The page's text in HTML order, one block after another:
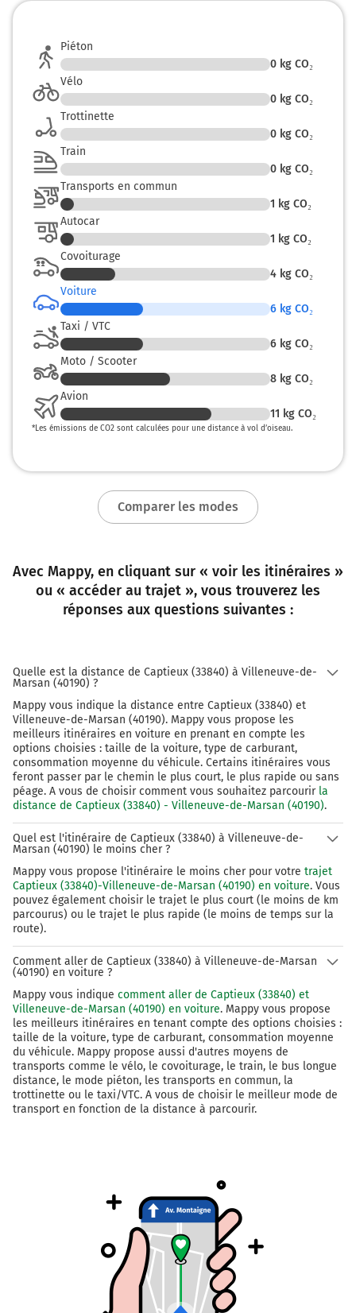
Piéton
0 kg CO₂
Vélo
0 kg CO₂
Trottinette
0 kg CO₂
Train
0 kg CO₂
Transports en commun
1 kg CO₂
Autocar
1 kg CO₂
Covoiturage
4 kg CO₂
Voiture
6 kg CO₂
Taxi / VTC
6 kg CO₂
Moto / Scooter
8 kg CO₂
Avion
11 kg CO₂
*Les émissions de CO2 sont calculées pour une distance à vol d’oiseau.
Comparer les modes
Avec Mappy, en cliquant sur « voir les itinéraires »
ou « accéder au trajet », vous trouverez les
réponses aux questions suivantes :
Quelle est la distance de Captieux (33840) à Villeneuve-de-
Marsan (40190) ?
Mappy vous indique la distance entre Captieux (33840) et
Villeneuve-de-Marsan (40190). Mappy vous propose les
meilleurs itinéraires en voiture en prenant en compte les
options choisies : taille de la voiture, type de carburant,
consommation moyenne du véhicule. Certains itinéraires vous
feront passer par le chemin le plus court, le plus rapide ou sans
péage. A vous de choisir comment vous souhaitez parcourir la
distance de Captieux (33840) - Villeneuve-de-Marsan (40190).
Quel est l'itinéraire de Captieux (33840) à Villeneuve-de-
Marsan (40190) le moins cher ?
Mappy vous propose l'itinéraire le moins cher pour votre trajet
Captieux (33840)-Villeneuve-de-Marsan (40190) en voiture. Vous
pouvez également choisir le trajet le plus court (le moins de km
parcourus) ou le trajet le plus rapide (le moins de temps sur la
route).
Comment aller de Captieux (33840) à Villeneuve-de-Marsan
(40190) en voiture ?
Mappy vous indique comment aller de Captieux (33840) et
Villeneuve-de-Marsan (40190) en voiture. Mappy vous propose
les meilleurs itinéraires en tenant compte des options choisies :
taille de la voiture, type de carburant, consommation moyenne
du véhicule. Mappy propose aussi d'autres moyens de
transports comme le vélo, le covoiturage, le train, le bus longue
distance, le mode piéton, les transports en commun, la
trottinette ou le taxi/VTC. A vous de choisir le meilleur mode de
transport en fonction de la distance à parcourir.